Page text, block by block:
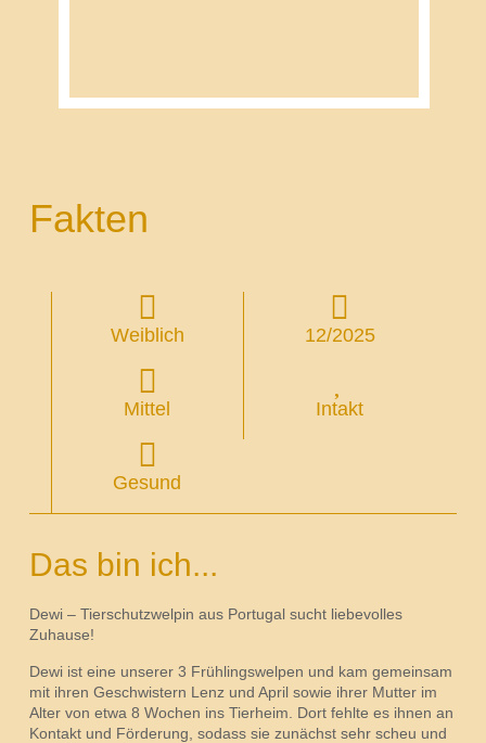
Fakten
Weiblich 12/2025
Mittel Intakt
Gesund
Das bin ich...
Dewi – Tierschutzwelpin aus Portugal sucht liebevolles
Zuhause!
Dewi ist eine unserer 3 Frühlingswelpen und kam gemeinsam
mit ihren Geschwistern Lenz und April sowie ihrer Mutter im
Alter von etwa 8 Wochen ins Tierheim. Dort fehlte es ihnen an
Kontakt und Förderung, sodass sie zunächst sehr scheu und